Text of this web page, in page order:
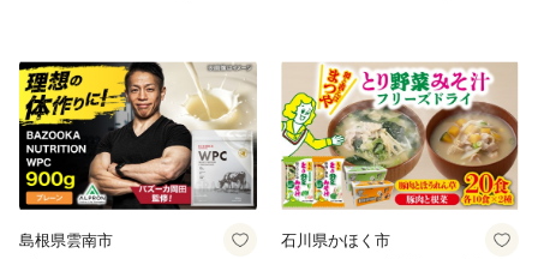
ち 本格おせち おせち予約 年
末 年始 お取り寄せ 新春 贅沢
おせち こだわりおせち 惣菜
老舗おせち ふるさと納税お
せち 御節 お節料理 正月 調理
不要 おせち料理2027
島根県雲南市 石川県かほく市